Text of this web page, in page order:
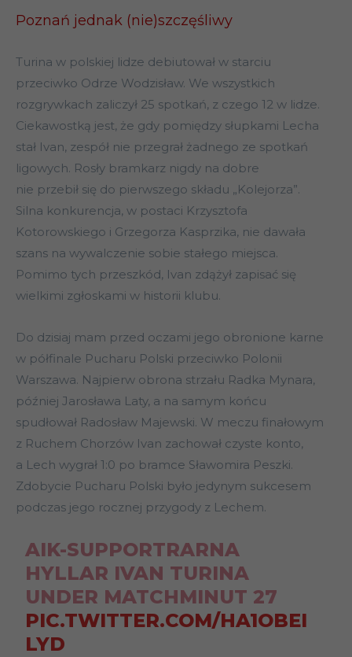
Poznań jednak (nie)szczęśliwy
Turina w polskiej lidze debiutował w starciu
przeciwko Odrze Wodzisław. We wszystkich
rozgrywkach zaliczył 25 spotkań, z czego 12 w lidze.
Ciekawostką jest, że gdy pomiędzy słupkami Lecha
stał Ivan, zespół nie przegrał żadnego ze spotkań
ligowych. Rosły bramkarz nigdy na dobre
nie przebił się do pierwszego składu „Kolejorza”.
Silna konkurencja, w postaci Krzysztofa
Kotorowskiego i Grzegorza Kasprzika, nie dawała
szans na wywalczenie sobie stałego miejsca.
Pomimo tych przeszkód, Ivan zdążył zapisać się
wielkimi zgłoskami w historii klubu.
Do dzisiaj mam przed oczami jego obronione karne
w półfinale Pucharu Polski przeciwko Polonii
Warszawa. Najpierw obrona strzału Radka Mynara,
później Jarosława Laty, a na samym końcu
spudłował Radosław Majewski. W meczu finałowym
z Ruchem Chorzów Ivan zachował czyste konto,
a Lech wygrał 1:0 po bramce Sławomira Peszki.
Zdobycie Pucharu Polski było jedynym sukcesem
podczas jego rocznej przygody z Lechem.
AIK-SUPPORTRARNA
HYLLAR IVAN TURINA
UNDER MATCHMINUT 27
PIC.TWITTER.COM/HA1OBEI
LYD